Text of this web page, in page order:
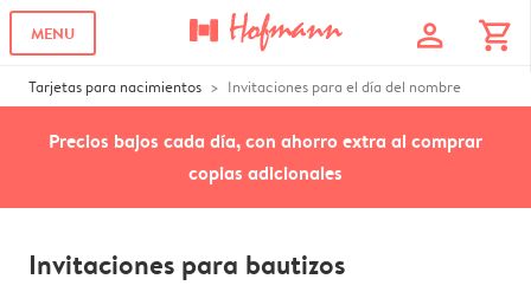
MENU profile shopping_cart
Tarjetas para nacimientos Invitaciones para el día del nombre
Precios bajos cada día, con ahorro extra al comprar
copias adicionales
Invitaciones para bautizos